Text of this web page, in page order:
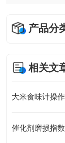
产品分
相关文
大米食味计操
催化剂磨损指